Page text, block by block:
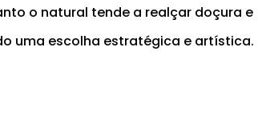
o natural tende a realçar doçura e
uma escolha estratégica e artística.